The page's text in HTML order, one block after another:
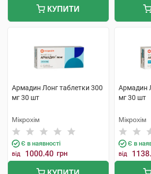
КУПИТИ
Армадин Лонг таблетки 300
мг 30 шт
Мікрохім
Є в наявності
від 1000.40 грн
Армадин
мг 30 шт
Мікрохім
Є в
від